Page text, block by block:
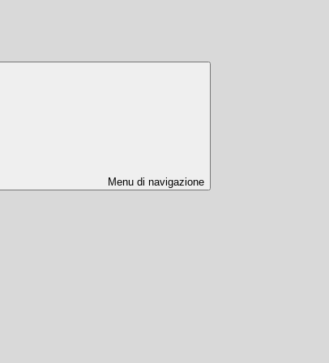
Menu di navigazione